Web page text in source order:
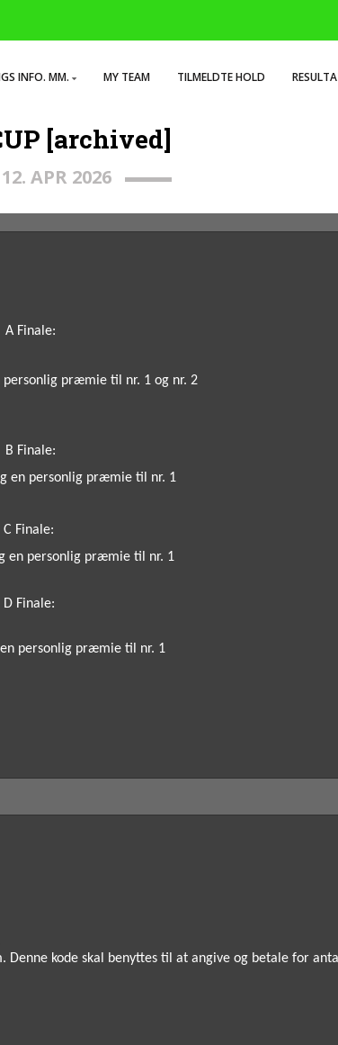
INFO. MM. MY TEAM TILMELDTE HOLD
[archived]
APR 2026
A Finale:
personlig præmie til nr. 1 og nr. 2
B Finale:
en personlig præmie til nr. 1
C Finale:
en personlig præmie til nr. 1
D Finale:
en personlig præmie til nr. 1